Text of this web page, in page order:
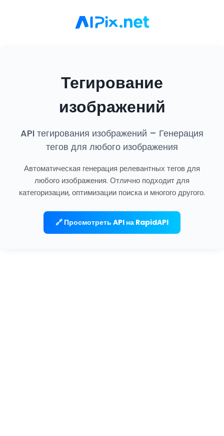
Тегирование
изображений
API тегирования изображений – Генерация
тегов для любого изображения
Автоматическая генерация релевантных тегов для
любого изображения. Отлично подходит для
категоризации, оптимизации поиска и многого другого.
🔗 Просмотреть API на RapidAPI